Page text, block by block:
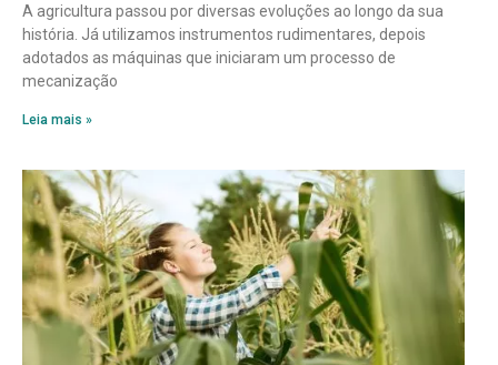
A agricultura passou por diversas evoluções ao longo da sua
história. Já utilizamos instrumentos rudimentares, depois
adotados as máquinas que iniciaram um processo de
mecanização
Leia mais »